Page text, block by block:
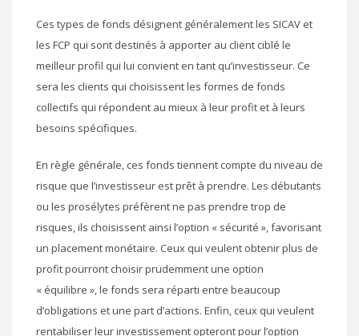
Ces types de fonds désignent généralement les SICAV et
les FCP qui sont destinés à apporter au client ciblé le
meilleur profil qui lui convient en tant qu’investisseur. Ce
sera les clients qui choisissent les formes de fonds
collectifs qui répondent au mieux à leur profit et à leurs
besoins spécifiques.
En règle générale, ces fonds tiennent compte du niveau de
risque que l’investisseur est prêt à prendre. Les débutants
ou les prosélytes préfèrent ne pas prendre trop de
risques, ils choisissent ainsi l’option « sécurité », favorisant
un placement monétaire. Ceux qui veulent obtenir plus de
profit pourront choisir prudemment une option
« équilibre », le fonds sera réparti entre beaucoup
d’obligations et une part d’actions. Enfin, ceux qui veulent
rentabiliser leur investissement opteront pour l’option